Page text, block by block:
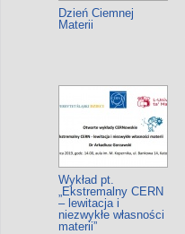
Dzień Ciemnej
Materii
Wykład pt.
„Ekstremalny CERN
– lewitacja i
niezwykłe własności
materii”